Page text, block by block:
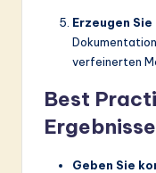
Erzeugen
verfeinerten
Best
Ergebnisse
Geben Sie